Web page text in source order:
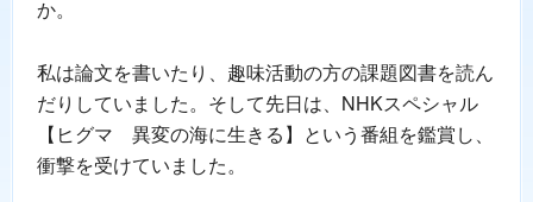
か。
私は論文を書いたり、趣味活動の方の課題図書を読ん
だりしていました。そして先日は、NHKスペシャル
【ヒグマ 異変の海に生きる】という番組を鑑賞し、
衝撃を受けていました。